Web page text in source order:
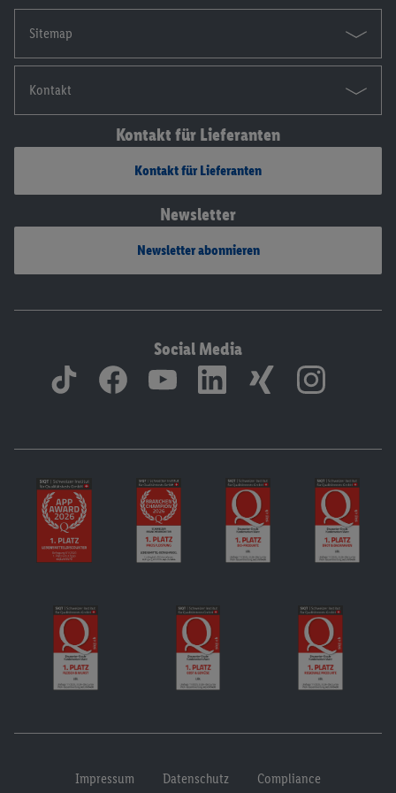
Sitemap
Kontakt
Kontakt für Lieferanten
Kontakt für Lieferanten
Newsletter
Newsletter abonnieren
Social Media
Impressum Datenschutz Compliance